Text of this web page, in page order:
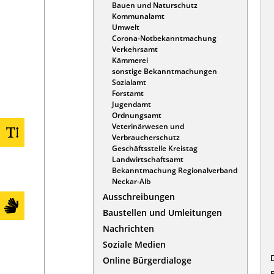
Bauen und Naturschutz
Kommunalamt
Umwelt
Corona-Notbekanntmachung
Verkehrsamt
Kämmerei
sonstige Bekanntmachungen
Sozialamt
Forstamt
Jugendamt
Ordnungsamt
Veterinärwesen und
Verbraucherschutz
Geschäftsstelle Kreistag
Landwirtschaftsamt
Bekanntmachung Regionalverband
Neckar-Alb
Ausschreibungen
Baustellen und Umleitungen
Nachrichten
Soziale Medien
Online Bürgerdialoge